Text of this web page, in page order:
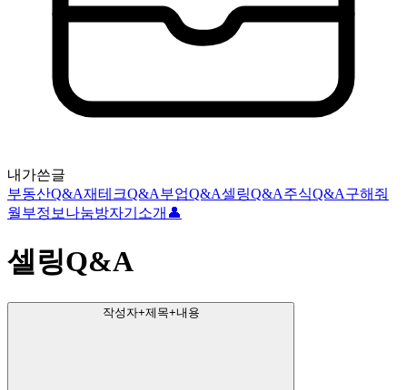
내가쓴글
부동산Q&A재테크Q&A부업Q&A셀링Q&A주식Q&A구해줘
월부정보나눔방자기소개👤
셀링Q&A
작성자+제목+내용